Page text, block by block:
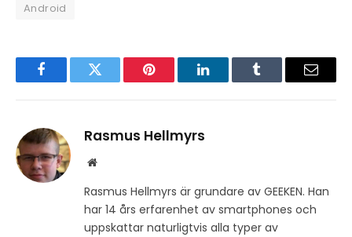
Android
FacebookTwitter Pinterest LinkedInTumblr Email
Rasmus Hellmyrs
Website
Rasmus Hellmyrs är grundare av GEEKEN. Han
har 14 års erfarenhet av smartphones och
uppskattar naturligtvis alla typer av